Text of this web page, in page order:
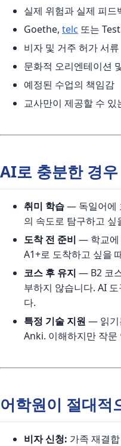
실제 위험과 실제 피
Goethe, telc 또는
비자 및 거주 허가 서류
문화적 오리엔테이션
예정된 수업의 책임감
교사만이 제공할 수 있
AI로 충분한 경우
취미 학습— 독일어에
의 속도로 탐구하고 싶
도착 전 준비 — 학교에
A1+로 도착하고 싶을
코스 후 유지 — B2 코
부하지 않습니다. AI
다.
특정 기술 지원 — 읽기
Anki. 이해하지만 작문
어학원이 절대적
비자 신청: 가족 재결